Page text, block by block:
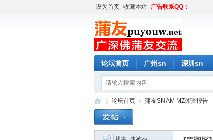
设为首页 收藏本站 广告联系QQ：
论坛首页 广州sn 深圳sn
论坛首页 蒲友SN AM MZ体验报告